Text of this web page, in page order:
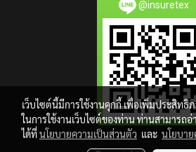
@insuretex
เว็บไซต์นี้มีการใช้งานคุกกี้ เพื่อเพิ่มประสิท
ในการใช้งานเว็บไซต์ของท่าน ท่านสามารถอ่
ได้ที่นโยบายความเป็นส่วนตัว และ นโยบา